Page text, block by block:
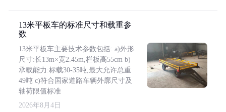
13米平板车的标准尺寸和载重参
数
13米平板车主要技术参数包括: a)外形
尺寸:长13m×宽2.45m,栏板高55cm b)
承载能力:标载30-35吨,最大允许总重
49吨 c)符合国家道路车辆外廓尺寸及
轴荷限值标准
2026年8月4日